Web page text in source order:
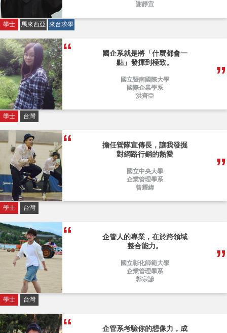
謝靜宜
學士 馬來西亞 來台求學
國企系就是將「什麼都會一
點」發揮到極致。
國立暨南國際大學
國際企業學系
洪齊亞
學士 台灣
擔任營隊宣傳長，讓我發掘
對網路行銷的熱愛
國立中央大學
企業管理學系
曾耀緯
學士 台灣
企管人的專業，在於跨領域
整合能力。
國立彰化師範大學
企業管理學系
郭宗諺
學士 台灣
企管系考驗你的想像力，成